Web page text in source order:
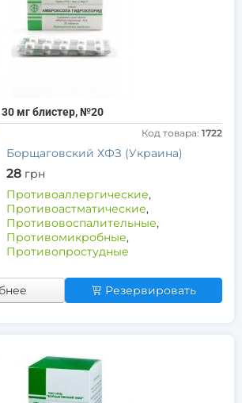
мг блистер, №20
Код товара: 1722
Борщаговский ХФЗ (Украина)
28 грн
Противоаллергические,
Противоастматические,
Противовоспалительные,
Противомикробные,
Противопростудные
Резервировать